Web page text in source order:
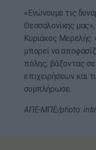
«Ενώνουμε τις
Θεσσαλονίκης
Κυριάκος
μπορεί να
πόλης, βάζοντας
επιχειρήσεων και
συμπλήρωσε.
ΑΠΕ-ΜΠΕ/photo: